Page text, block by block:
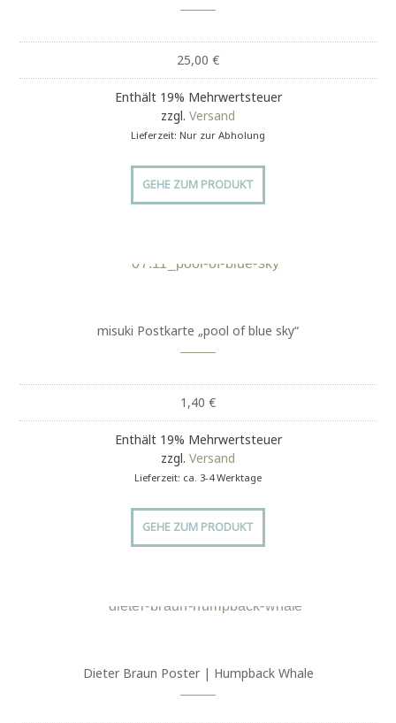
25,00 €
Enthält 19% Mehrwertsteuer
zzgl. Versand
Lieferzeit: Nur zur Abholung
GEHE ZUM PRODUKT
misuki Postkarte „pool of blue sky“
1,40 €
Enthält 19% Mehrwertsteuer
zzgl. Versand
Lieferzeit: ca. 3-4 Werktage
GEHE ZUM PRODUKT
Dieter Braun Poster | Humpback Whale